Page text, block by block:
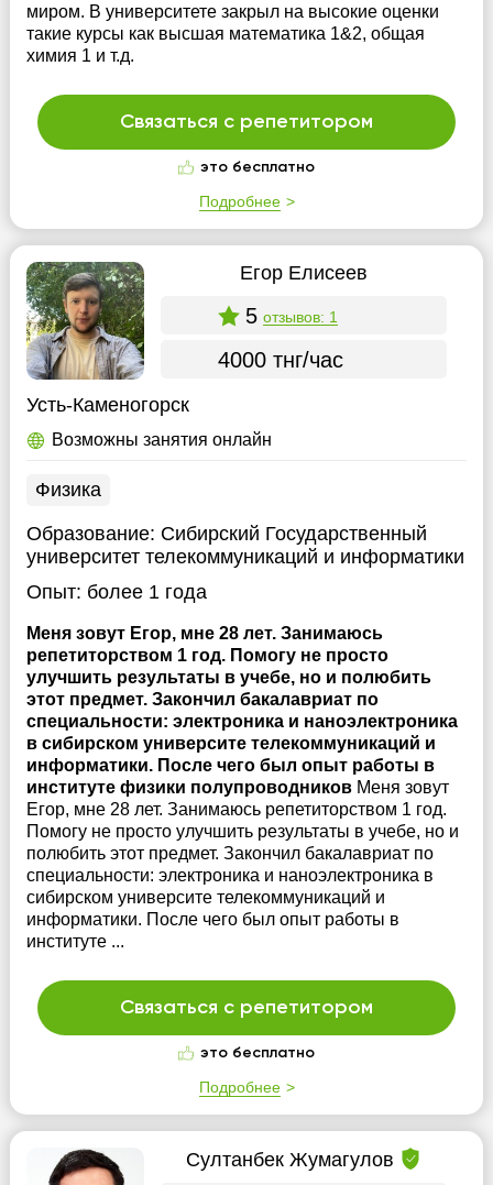
миром. В университете закрыл на высокие оценки
такие курсы как высшая математика 1&2, общая
химия 1 и т.д.
Связаться с репетитором
это бесплатно
Подробнее
Егор Елисеев
5 отзывов: 1
4000 тнг/час
Усть-Каменогорск
Возможны занятия онлайн
Физика
Образование: Сибирский Государственный
университет телекоммуникаций и информатики
Опыт: более 1 года
Меня зовут Егор, мне 28 лет. Занимаюсь
репетиторством 1 год. Помогу не просто
улучшить результаты в учебе, но и полюбить
этот предмет. Закончил бакалавриат по
специальности: электроника и наноэлектроника
в сибирском университе телекоммуникаций и
информатики. После чего был опыт работы в
институте физики полупроводников Меня зовут
Егор, мне 28 лет. Занимаюсь репетиторством 1 год.
Помогу не просто улучшить результаты в учебе, но и
полюбить этот предмет. Закончил бакалавриат по
специальности: электроника и наноэлектроника в
сибирском университе телекоммуникаций и
информатики. После чего был опыт работы в
институте ...
Связаться с репетитором
это бесплатно
Подробнее
Султанбек Жумагулов